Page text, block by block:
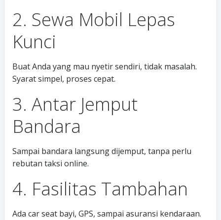
2. Sewa Mobil Lepas
Kunci
Buat Anda yang mau nyetir sendiri, tidak masalah.
Syarat simpel, proses cepat.
3. Antar Jemput
Bandara
Sampai bandara langsung dijemput, tanpa perlu
rebutan taksi online.
4. Fasilitas Tambahan
Ada car seat bayi, GPS, sampai asuransi kendaraan.